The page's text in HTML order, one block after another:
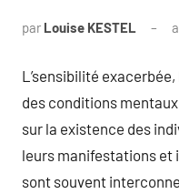
par Louise KESTEL
L’sensibilité
des conditions
sur la existence des
leurs manifestations et
sont souvent